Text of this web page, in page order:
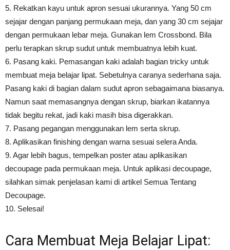
5. Rekatkan kayu untuk apron sesuai ukurannya. Yang 50 cm
sejajar dengan panjang permukaan meja, dan yang 30 cm sejajar
dengan permukaan lebar meja. Gunakan lem Crossbond. Bila
perlu terapkan skrup sudut untuk membuatnya lebih kuat.
6. Pasang kaki. Pemasangan kaki adalah bagian tricky untuk
membuat meja belajar lipat. Sebetulnya caranya sederhana saja.
Pasang kaki di bagian dalam sudut apron sebagaimana biasanya.
Namun saat memasangnya dengan skrup, biarkan ikatannya
tidak begitu rekat, jadi kaki masih bisa digerakkan.
7. Pasang pegangan menggunakan lem serta skrup.
8. Aplikasikan finishing dengan warna sesuai selera Anda.
9. Agar lebih bagus, tempelkan poster atau aplikasikan
decoupage pada permukaan meja. Untuk aplikasi decoupage,
silahkan simak penjelasan kami di artikel Semua Tentang
Decoupage.
10. Selesai!
Cara Membuat Meja Belajar Lipat: